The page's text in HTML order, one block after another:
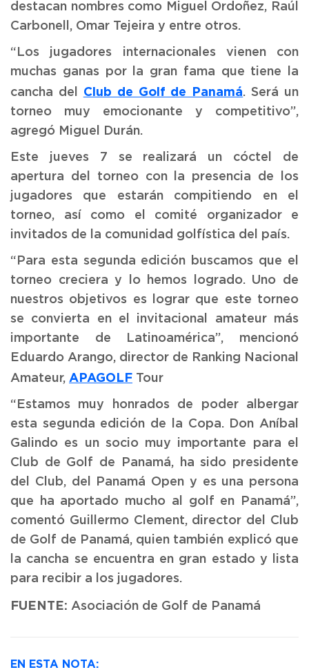
destacan nombres como Miguel Ordoñez, Raúl
Carbonell, Omar Tejeira y entre otros.
“Los jugadores internacionales vienen con
muchas ganas por la gran fama que tiene la
cancha del Club de Golf de Panamá. Será un
torneo muy emocionante y competitivo”,
agregó Miguel Durán.
Este jueves 7 se realizará un cóctel de
apertura del torneo con la presencia de los
jugadores que estarán compitiendo en el
torneo, así como el comité organizador e
invitados de la comunidad golfística del país.
“Para esta segunda edición buscamos que el
torneo creciera y lo hemos logrado. Uno de
nuestros objetivos es lograr que este torneo
se convierta en el invitacional amateur más
importante de Latinoamérica”, mencionó
Eduardo Arango, director de Ranking Nacional
Amateur, APAGOLF Tour
“Estamos muy honrados de poder albergar
esta segunda edición de la Copa. Don Aníbal
Galindo es un socio muy importante para el
Club de Golf de Panamá, ha sido presidente
del Club, del Panamá Open y es una persona
que ha aportado mucho al golf en Panamá”,
comentó Guillermo Clement, director del Club
de Golf de Panamá, quien también explicó que
la cancha se encuentra en gran estado y lista
para recibir a los jugadores.
FUENTE: Asociación de Golf de Panamá
EN ESTA NOTA: